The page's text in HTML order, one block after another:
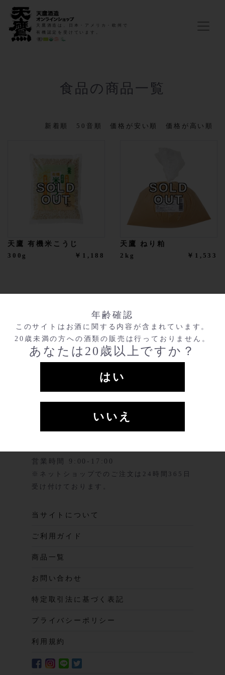
年齢確認
このサイトはお酒に関する内容が含まれています。
20歳未満の方への酒類の販売は行っておりません。
あなたは20歳以上ですか？
はい
いいえ
天鷹酒造は、日本・アメリカ・欧州で
有機認定を受けています。
食品の商品一覧
新着順 50音順 価格が安い順 価格が高い順
SOLD
OUT
天鷹 有機米こうじ
300g ￥1,188
SOLD
OUT
天鷹 ねり粕
2kg ￥1,533
営業時間 9:00-17:00
※ネットショップでのご注文は24時間365日
受け付けております。
当サイトについて
ご利用ガイド
商品一覧
お問い合わせ
特定取引法に基づく表記
プライバシーポリシー
利用規約